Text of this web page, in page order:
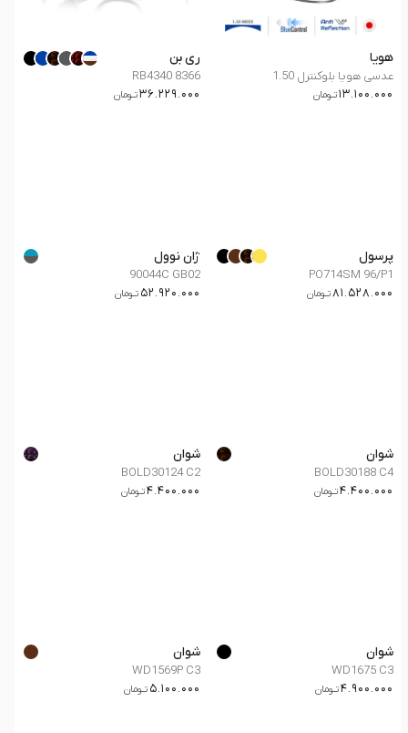
هویا
عدسی هویا بلوکنترل 1.50
13.100.000تــومان
ری بن
RB4340 8366
36.229.000تــومان
پرسول
PO714SM 96/P1
81.528.000تــومان
ژان نوول
90044C GB02
52.920.000 تــومان
شوان
BOLD30188 C4
4.400.000تــومان
شوان
BOLD30124 C2
4.400.000تــومان
شوان
WD1675 C3
4.900.000تــومان
شوان
WD1569P C3
5.100.000 تــومان